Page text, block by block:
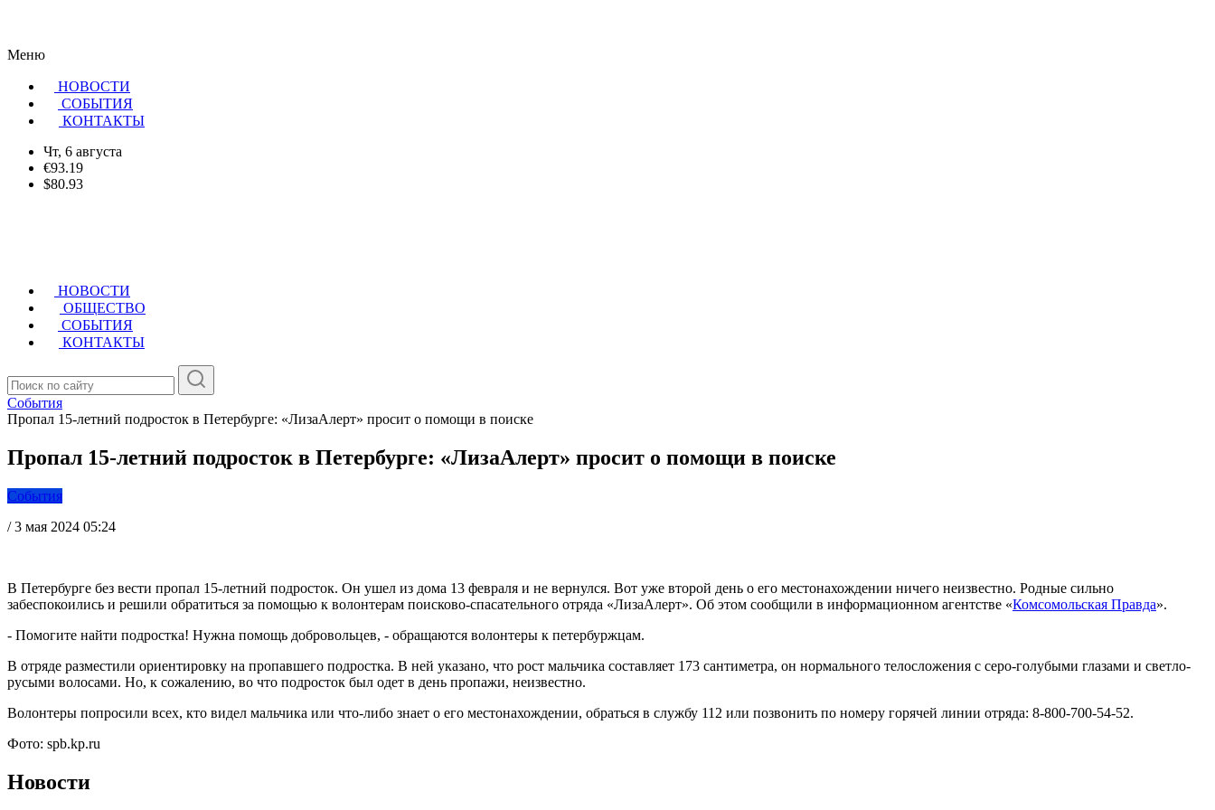
Меню
НОВОСТИ
CОБЫТИЯ
КОНТАКТЫ
Чт, 6 августа
€93.19
$80.93
НОВОСТИ
ОБЩЕСТВО
СОБЫТИЯ
КОНТАКТЫ
События
Пропал 15-летний подросток в Петербурге: «ЛизаАлерт» просит о помощи в поиске
Пропал 15-летний подросток в Петербурге: «ЛизаАлерт» просит о помощи в поиске
События
/ 3 мая 2024 05:24
В Петербурге без вести пропал 15-летний подросток. Он ушел из дома 13 февраля и не вернулся. Вот уже второй день о его местонахождении ничего неизвестно. Родные сильно
забеспокоились и решили обратиться за помощью к волонтерам поисково-спасательного отряда «ЛизаАлерт». Об этом сообщили в информационном агентстве «Комсомольская Правда».
- Помогите найти подростка! Нужна помощь добровольцев, - обращаются волонтеры к петербуржцам.
В отряде разместили ориентировку на пропавшего подростка. В ней указано, что рост мальчика составляет 173 сантиметра, он нормального телосложения с серо-голубыми глазами и светло-
русыми волосами. Но, к сожалению, во что подросток был одет в день пропажи, неизвестно.
Волонтеры попросили всех, кто видел мальчика или что-либо знает о его местонахождении, обраться в службу 112 или позвонить по номеру горячей линии отряда: 8-800-700-54-52.
Фото: spb.kp.ru
Новости